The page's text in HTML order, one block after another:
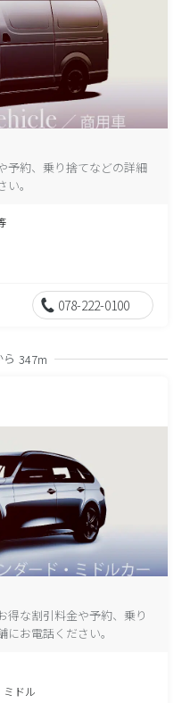
予約、乗り捨てなどの詳細
。
078-222-0100
347m
得な割引料金や予約、乗り
お電話ください。
ミドル